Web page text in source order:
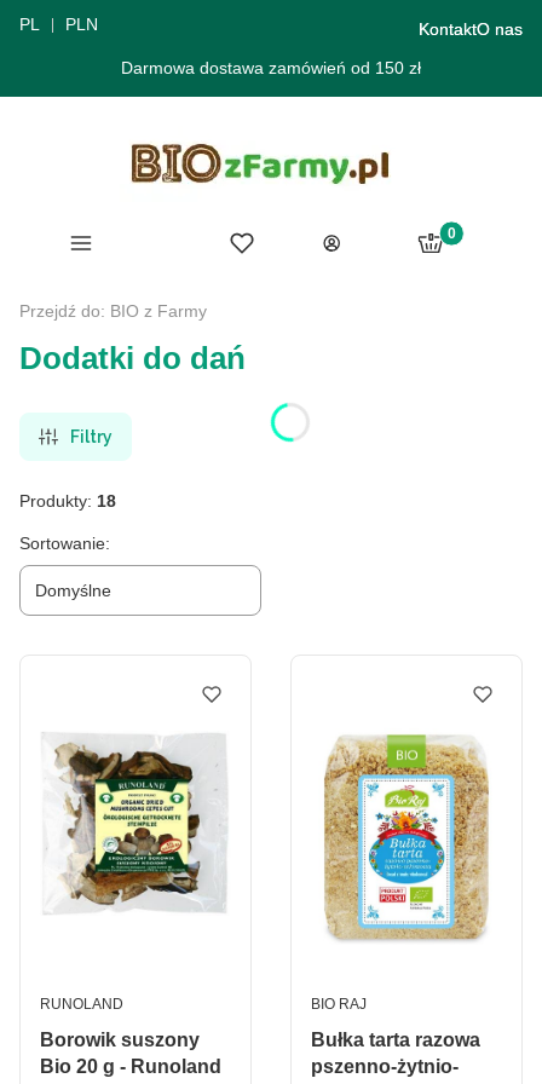
PL PLN KontaktO nas
Darmowa dostawa zamówień od 150 zł
Menu Ulubione
Zaloguj się
Produkty w
Koszyk
Przejdź do: BIO z Farmy
Dodatki do dań
Filtry
Produkty: 18
Lista produktów
Sortowanie:
Domyślne
Borowik suszony
Bio 20 g - Runoland
PRODUCENT
RUNOLAND
Bułka tarta razowa
pszenno-żytnio-
PRODUCENT
BIO RAJ